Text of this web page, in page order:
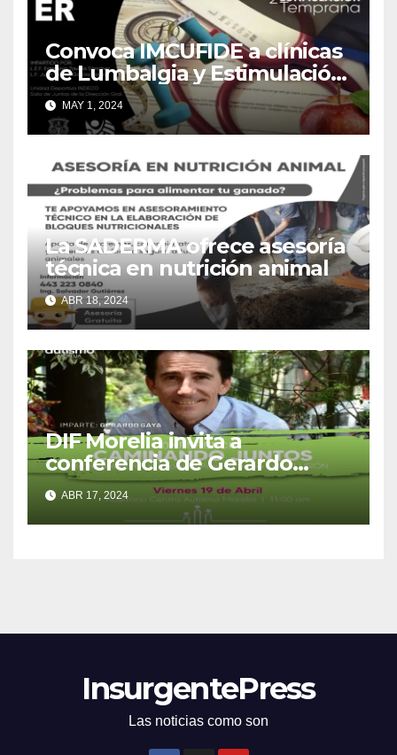
Convoca IMCUFIDE a clínicas
de Lumbalgia y Estimulación
Temprana
MAY 1, 2024
La SADERMA ofrece asesoría
técnica en nutrición animal
ABR 18, 2024
DIF Morelia invita a
conferencia de Gerardo
Gaya, referente en México y
el mundo sobre autismo
ABR 17, 2024
InsurgentePress
Las noticias como son